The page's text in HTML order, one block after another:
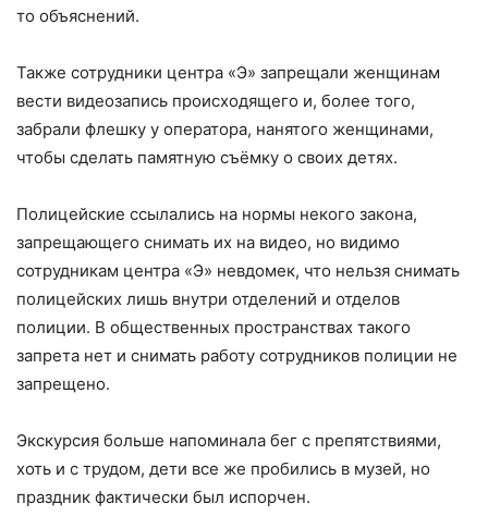
то объяснений.
Также сотрудники центра «Э» запрещали женщинам
вести видеозапись происходящего и, более того,
забрали флешку у оператора, нанятого женщинами,
чтобы сделать памятную съёмку о своих детях.
Полицейские ссылались на нормы некого закона,
запрещающего снимать их на видео, но видимо
сотрудникам центра «Э» невдомек, что нельзя снимать
полицейских лишь внутри отделений и отделов
полиции. В общественных пространствах такого
запрета нет и снимать работу сотрудников полиции не
запрещено.
Экскурсия больше напоминала бег с препятствиями,
хоть и с трудом, дети все же пробились в музей, но
праздник фактически был испорчен.